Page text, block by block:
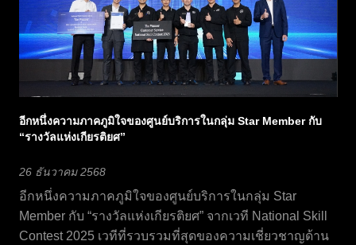
อีกหนึ่งความภาคภูมิใจของศูนย์บริการในกลุ่ม Star Member กับ
“รางวัลแห่งเกียรติยศ”
26 ธันวาคม 2568
อีกหนึ่งความภาคภูมิใจของศูนย์บริการในกลุ่ม Star
Member กับ “รางวัลแห่งเกียรติยศ” จากเวที National Skill
Contest 2025 เวทีที่รวบรวมที่สุดของความเชี่ยวชาญด้าน